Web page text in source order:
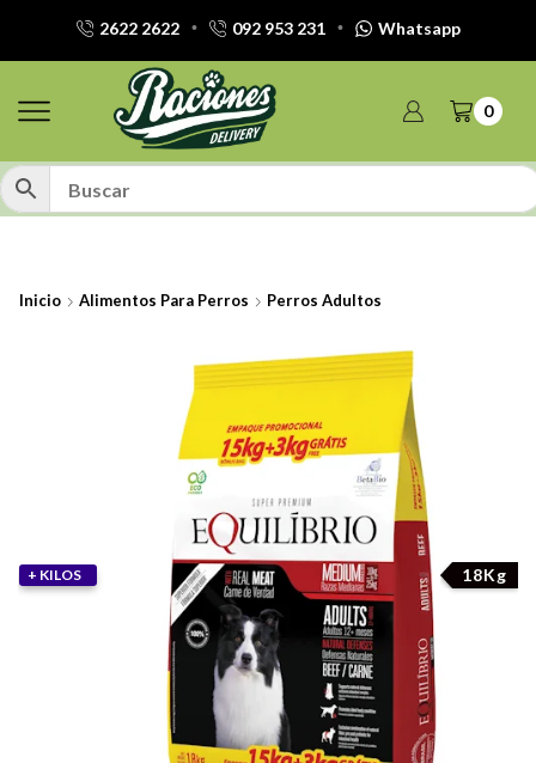
2622 2622 092 953 231 Whatsapp
0
Inicio Alimentos Para Perros Perros Adultos
18Kg
+ KILOS